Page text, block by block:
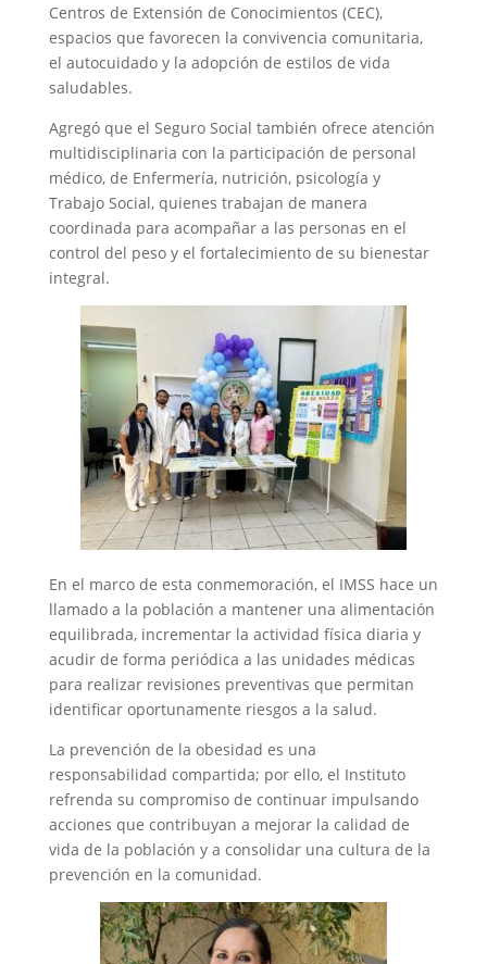
Centros de Extensión de Conocimientos (CEC),
espacios que favorecen la convivencia comunitaria,
el autocuidado y la adopción de estilos de vida
saludables.
Agregó que el Seguro Social también ofrece atención
multidisciplinaria con la participación de personal
médico, de Enfermería, nutrición, psicología y
Trabajo Social, quienes trabajan de manera
coordinada para acompañar a las personas en el
control del peso y el fortalecimiento de su bienestar
integral.
En el marco de esta conmemoración, el IMSS hace un
llamado a la población a mantener una alimentación
equilibrada, incrementar la actividad física diaria y
acudir de forma periódica a las unidades médicas
para realizar revisiones preventivas que permitan
identificar oportunamente riesgos a la salud.
La prevención de la obesidad es una
responsabilidad compartida; por ello, el Instituto
refrenda su compromiso de continuar impulsando
acciones que contribuyan a mejorar la calidad de
vida de la población y a consolidar una cultura de la
prevención en la comunidad.